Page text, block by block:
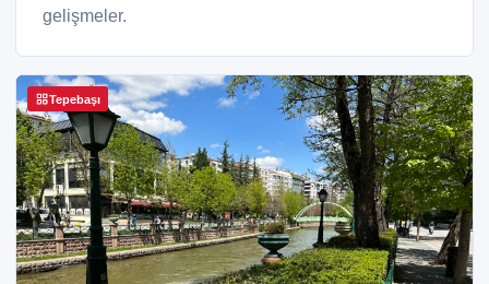
gelişmeler.
Tepebaşı